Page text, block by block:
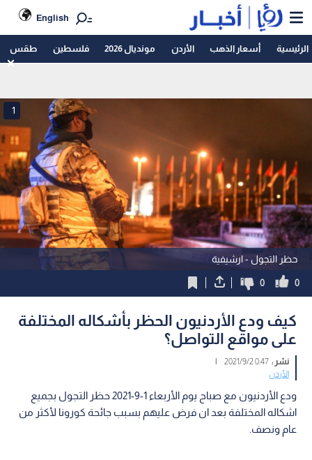
English
الرئيسية أسعار الذهب الأردن مونديال 2026 فلسطين طقس
حظر التجول - ارشيفية
1
0
0
كيف ودع الأردنيون الحظر بأشكاله المختلفة
على مواقع التواصل؟
نشر :0:47 2021/9/2
|
الأردن
ودع الأردنيون مع صباح يوم الأربعاء 1-9-2021 حظر التجول بجميع
اشكاله المختلفة بعد ان فرض عليهم بسبب جائحة كورونا لأكثر من
عام ونصف.